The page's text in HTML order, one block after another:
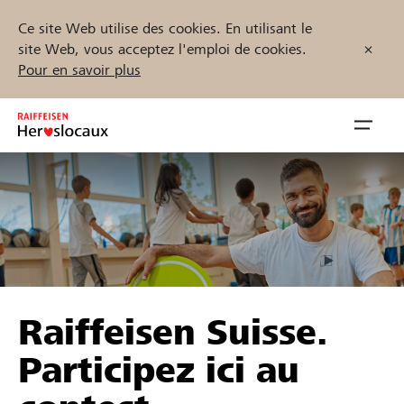
Ce site Web utilise des cookies. En utilisant le
site Web, vous acceptez l'emploi de cookies.
Pour en savoir plus
Inhalt
springen
öffnen
Parrainer
Soutien & assistance
Trouvez des projets et des organisations
Démarrez maintenant
Raiffeisen Suisse.
Participez ici au